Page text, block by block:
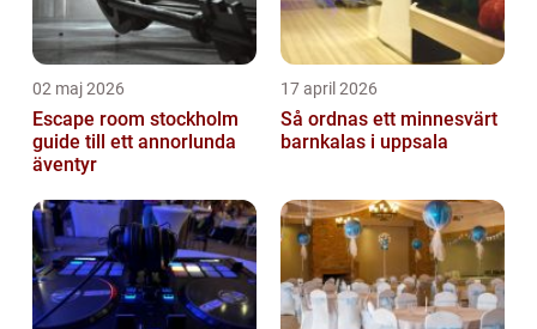
02 maj 2026
Escape room stockholm
guide till ett annorlunda
äventyr
17 april 2026
Så ordnas ett minnesvärt
barnkalas i uppsala